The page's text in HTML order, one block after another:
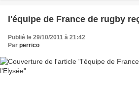
l'équipe de France de rugby
Publié le 29/10/2011 à 21:42
Par perrico